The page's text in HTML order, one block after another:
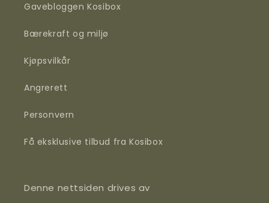
Gavebloggen Kosibox
Bærekraft og miljø
Kjøpsvilkår
Angrerett
Personvern
Få eksklusive tilbud fra Kosibox
Denne nettsiden drives av